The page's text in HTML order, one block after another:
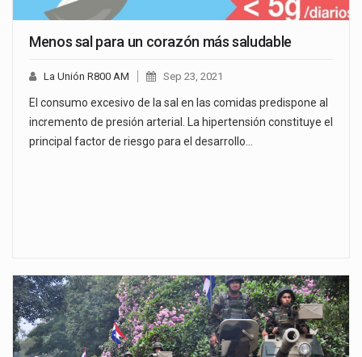
Menos sal para un corazón más saludable
La Unión R800 AM Sep 23, 2021
El consumo excesivo de la sal en las comidas predispone al
incremento de presión arterial. La hipertensión constituye el
principal factor de riesgo para el desarrollo…